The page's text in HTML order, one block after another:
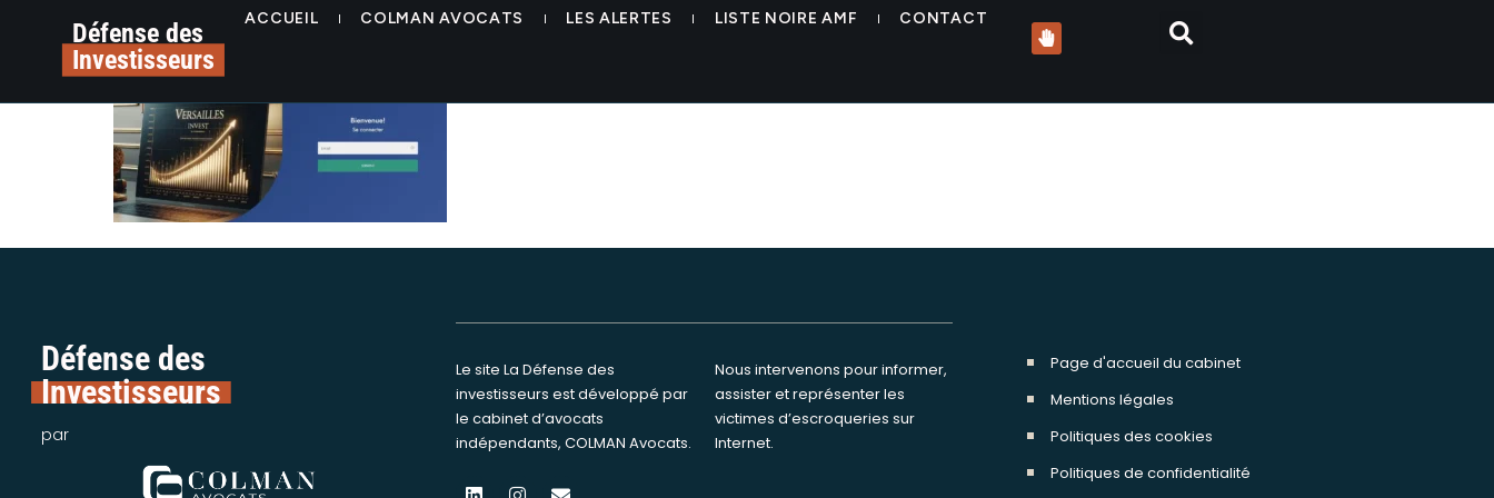
Défense des
Investisseurs
ACCUEIL COLMAN AVOCATS LES ALERTES LISTE NOIRE AMF CONTACT
alerte arnaque versailles invest liste noire avis colman avocats
Défense des
Investisseurs
par
Le site La Défense des
investisseurs est développé par
le cabinet d’avocats
indépendants, COLMAN Avocats.
Nous intervenons pour informer,
assister et représenter les
victimes d’escroqueries sur
Internet.
Page d'accueil du cabinet
Mentions légales
Politiques des cookies
Politiques de confidentialité